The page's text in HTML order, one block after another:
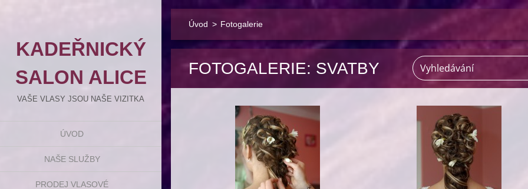
KADEŘNICKÝ
SALON ALICE
VAŠE VLASY JSOU NAŠE VIZITKA
ÚVOD
NAŠE SLUŽBY
PRODEJ VLASOVÉ
Úvod > Fotogalerie
FOTOGALERIE: SVATBY